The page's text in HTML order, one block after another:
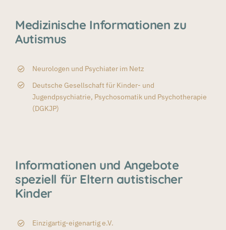
Medizinische Informationen zu
Autismus
Neurologen und Psychiater im Netz
Deutsche Gesellschaft für Kinder- und
Jugendpsychiatrie, Psychosomatik und Psychotherapie
(DGKJP)
Informationen und Angebote
speziell für Eltern autistischer
Kinder
Einzigartig-eigenartig e.V.